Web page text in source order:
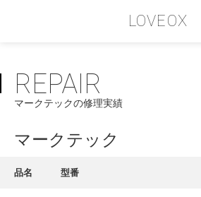
LOVEOX
PHILOSOPHY
フィロソフィー
COMPANY PROFILE
REPAIR
マークテックの修理実績
マークテック
品名 型番